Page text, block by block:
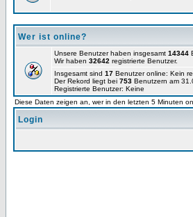
Wer ist online?
Unsere Benutzer haben insgesamt 14344
Wir haben 32642 registrierte Benutzer.
Insgesamt sind 17 Benutzer online: Kein
Der Rekord liegt bei 753 Benutzern am
Registrierte Benutzer: Keine
Diese Daten zeigen an, wer in den letzten 5 Minuten
Login